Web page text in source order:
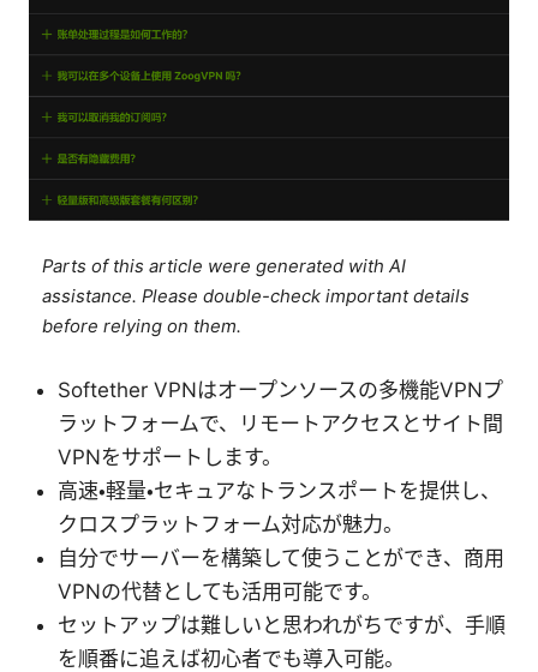
Parts of this article were generated with AI
assistance. Please double-check important details
before relying on them.
Softether VPNはオープンソースの多機能VPNプ
ラットフォームで、リモートアクセスとサイト間
VPNをサポートします。
高速・軽量・セキュアなトランスポートを提供し、
クロスプラットフォーム対応が魅力。
自分でサーバーを構築して使うことができ、商用
VPNの代替としても活用可能です。
セットアップは難しいと思われがちですが、手順
を順番に追えば初心者でも導入可能。